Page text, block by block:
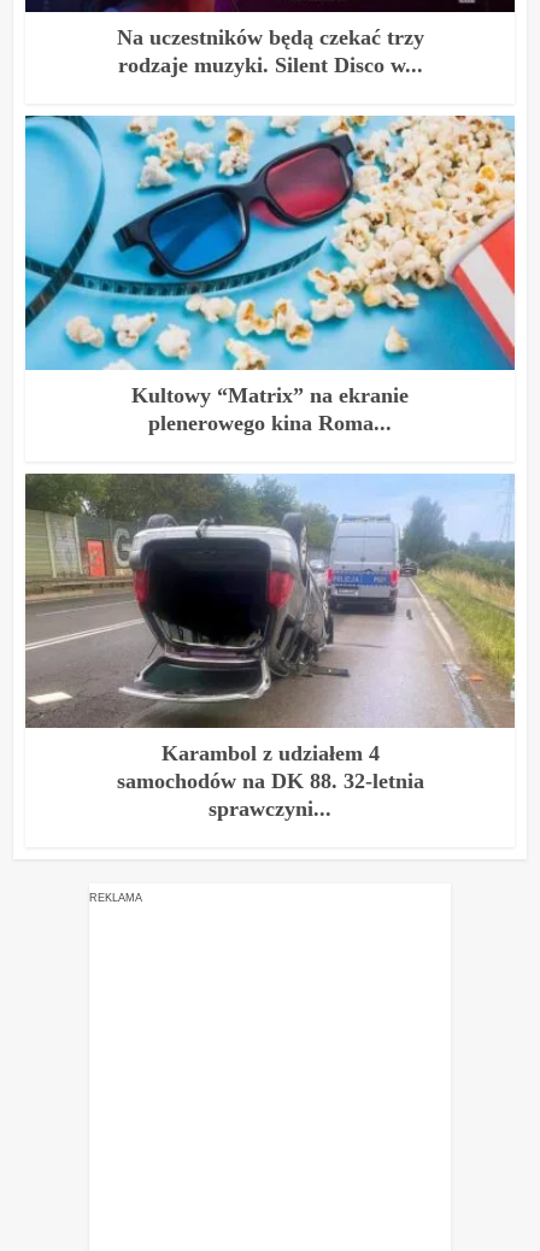
Na uczestników będą czekać trzy
rodzaje muzyki. Silent Disco w...
Kultowy “Matrix” na ekranie
plenerowego kina Roma...
Karambol z udziałem 4
samochodów na DK 88. 32-letnia
sprawczyni...
REKLAMA